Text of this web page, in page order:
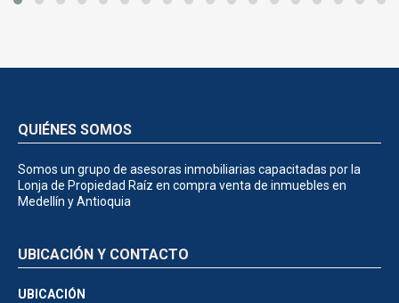
QUIÉNES SOMOS
Somos un grupo de asesoras inmobiliarias capacitadas por la
Lonja de Propiedad Raíz en compra venta de inmuebles en
Medellín y Antioquia